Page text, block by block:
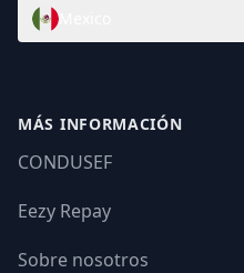
MÁS INFORMACIÓN
CONDUSEF
Eezy Repay
Sobre nosotros